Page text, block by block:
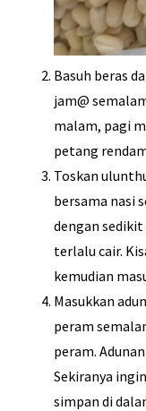
Basuh beras
jam@
malam, pagi
petang
Toskan
bersama nasi
dengan sedikit
terlalu cair.
kemudian
Masukkan
peram
peram.
Sekiranya
simpan di